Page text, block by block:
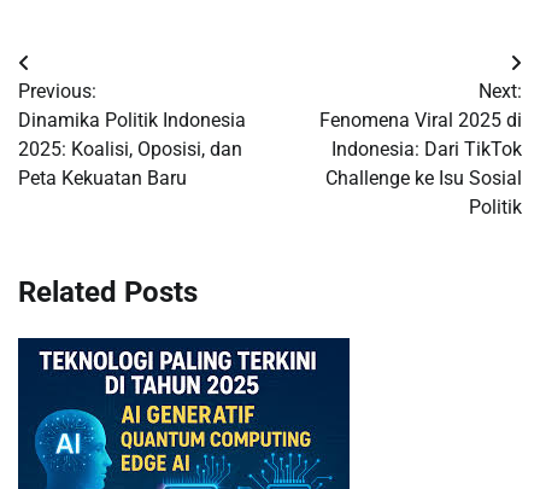
Post
navigation
Previous:
Dinamika Politik Indonesia
2025: Koalisi, Oposisi, dan
Peta Kekuatan Baru
Next:
Fenomena Viral 2025 di
Indonesia: Dari TikTok
Challenge ke Isu Sosial
Politik
Related Posts